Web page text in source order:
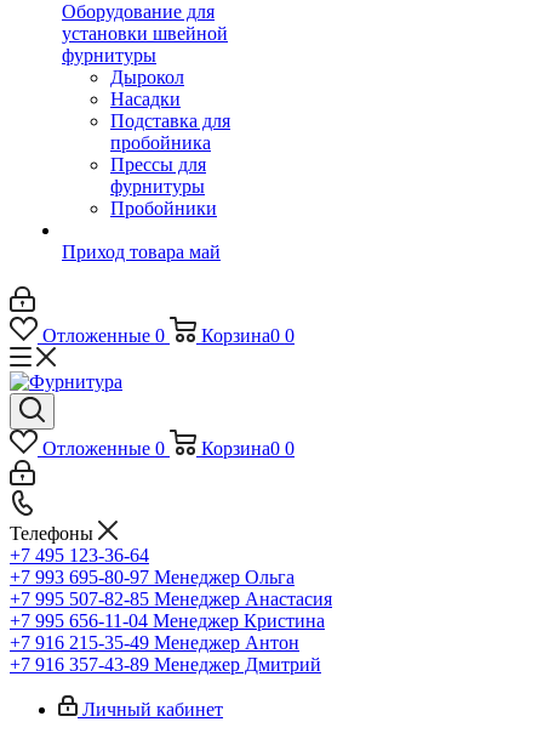
Оборудование для
установки швейной
фурнитуры
Дырокол
Насадки
Подставка для
пробойника
Прессы для
фурнитуры
Пробойники
Приход товара май
Отложенные 0 Корзина0 0
Отложенные 0 Корзина0 0
Телефоны
+7 495 123-36-64
+7 993 695-80-97 Менеджер Ольга
+7 995 507-82-85 Менеджер Анастасия
+7 995 656-11-04 Менеджер Кристина
+7 916 215-35-49 Менеджер Антон
+7 916 357-43-89 Менеджер Дмитрий
Личный кабинет